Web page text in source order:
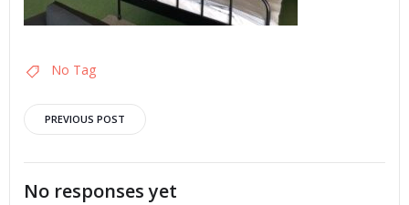
No Tag
Post
navigation
PREVIOUS POST
No responses yet